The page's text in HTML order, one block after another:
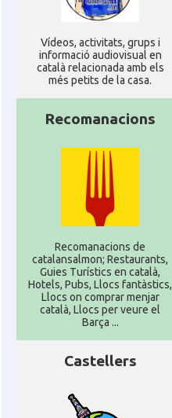
Ví­deos, activitats, grups i
informació audiovisual en
català relacionada amb els
més petits de la casa.
Recomanacions
Recomanacions de
catalansalmon; Restaurants,
Guies Turístics en català,
Hotels, Pubs, Llocs fantàstics,
Llocs on comprar menjar
català, Llocs per veure el
Barça ...
Castellers